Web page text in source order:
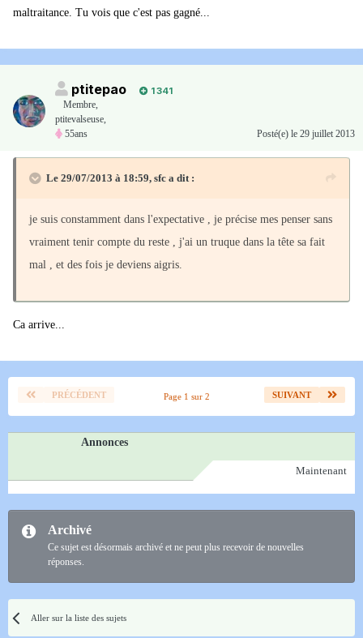
maltraitance. Tu vois que c'est pas gagné...
ptitepao
1 341
Membre,
ptitevalseuse,
55ans
Posté(e) le 29 juillet 2013
Le 29/07/2013 à 18:59, sfc a dit :
je suis constamment dans l'expectative , je précise mes penser sans
vraiment tenir compte du reste , j'ai un truque dans la tête sa fait
mal , et des fois je deviens aigris.
Ca arrive...
PRÉCÉDENT SUIVANT
Page 1 sur 2
Annonces
Maintenant
Archivé
Ce sujet est désormais archivé et ne peut plus recevoir de nouvelles
réponses.
Aller sur la liste des sujets